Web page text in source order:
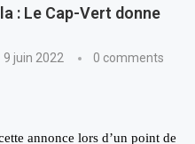
: Le Cap-Vert donne
9 juin 2022 0 comments
annonce lors d’un point de